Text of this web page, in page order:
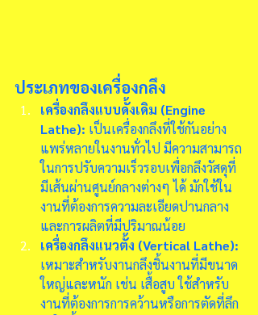
ประเภทของเครื่องกลึง
เครื่องกลึงแบบดั้งเดิม (Engine
Lathe): เป็นเครื่องกลึงที่ใช้กันอย่าง
แพร่หลายในงานทั่วไป มีความสามารถ
ในการปรับความเร็วรอบเพื่อกลึงวัสดุที่
มีเส้นผ่านศูนย์กลางต่างๆ ได้ มักใช้ใน
งานที่ต้องการความละเอียดปานกลาง
และการผลิตที่มีปริมาณน้อย
เครื่องกลึงแนวตั้ง (Vertical Lathe):
เหมาะสำหรับงานกลึงชิ้นงานที่มีขนาด
ใหญ่และหนัก เช่น เสื้อสูบ ใช้สำหรับ
งานที่ต้องการการคว้านหรือการตัดที่ลึก